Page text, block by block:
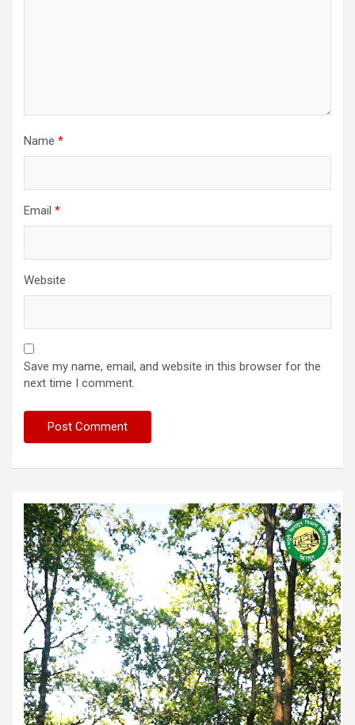
Name *
Email *
Website
Save my name, email, and website in this browser for the
next time I comment.